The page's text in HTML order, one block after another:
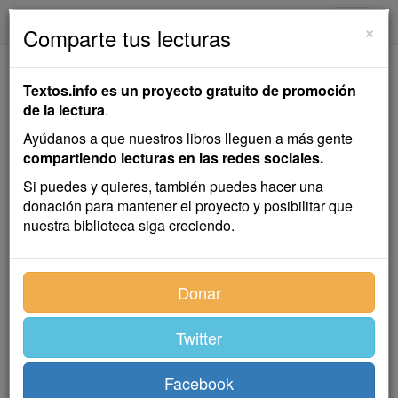
El Rosario de Coral
Emilia Pardo Bazán
Cuento
Las monjitas del convento de la Humildad fueron
testigos de un prodigio más inexplicable que ninguno.
El prodigio, en efecto, no se parecía a los reiterados
casos en que la gracia, visiblemente, había
No era que se hubiese curado súbitamente una monja
de inveterada parálisis, ni que hubiese parpadeado la
×
Comparte tus lecturas
Textos.info es un proyecto gratuito de promoción
de la lectura.
Ayúdanos a que nuestros libros lleguen a más gente
compartiendo lecturas en las redes sociales.
Si puedes y quieres, también puedes hacer una
donación para mantener el proyecto y posibilitar que
nuestra biblioteca siga creciendo.
Donar
Twitter
Facebook